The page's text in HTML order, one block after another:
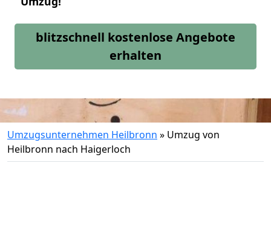
blitzschnell kostenlose Angebote
erhalten
Umzugsunternehmen Heilbronn » Umzug von
Heilbronn nach Haigerloch